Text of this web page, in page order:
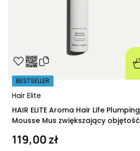
Hair Elite
BESTSELLER
HAIR ELITE Aroma Hair Life Plumping
Mousse Mus zwiększający objętość
119,00 zł